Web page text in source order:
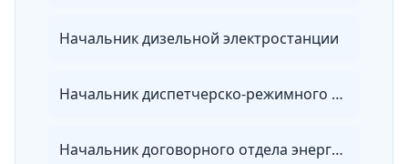
Начальник дизельной электростанции
Начальник диспетчерско-режимного отдела энергосбытовой организации
Начальник договорного отдела энергосбытовой организации